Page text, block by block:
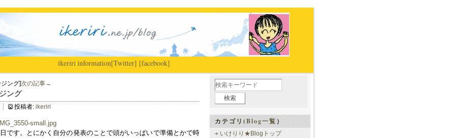
ikeriri|information[Twitter] [facebook]
ング]次の記事→
ング
投稿者: ikeriri
です。とにかく自分の発表のことで頭がいっぱいで準備とかで時
カテゴリ(Blog一覧）
いけりり★Blogトップ